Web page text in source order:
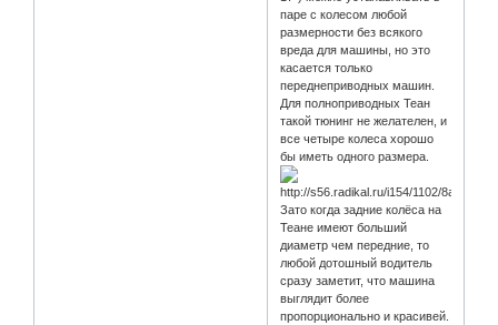
паре с колесом любой
размерности без всякого
вреда для машины, но это
касается только
переднеприводных машин.
Для полноприводных Теан
такой тюнинг не желателен, и
все четыре колеса хорошо
бы иметь одного размера.
Зато когда задние колёса на
Теане имеют больший
диаметр чем передние, то
любой дотошный водитель
сразу заметит, что машина
выглядит более
пропорционально и красивей.